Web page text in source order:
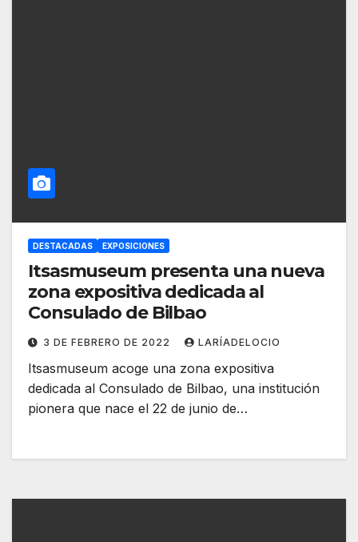
DESTACADAS EXPOSICIONES
Itsasmuseum presenta una nueva
zona expositiva dedicada al
Consulado de Bilbao
3 DE FEBRERO DE 2022 LARÍADELOCIO
Itsasmuseum acoge una zona expositiva
dedicada al Consulado de Bilbao, una institución
pionera que nace el 22 de junio de…